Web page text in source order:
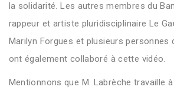
la solidarité. Les autres membres du
rappeur et artiste pluridisciplinaire Le
Marilyn Forgues et plusieurs personnes
ont également collaboré à cette vidéo.
Mentionnons que M. Labrèche travaille